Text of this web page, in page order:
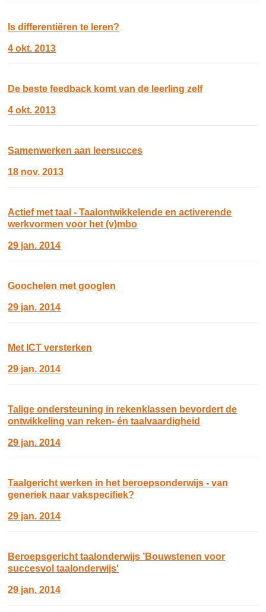
Is differentiëren te leren?
4 okt. 2013
De beste feedback komt van de leerling zelf
4 okt. 2013
Samenwerken aan leersucces
18 nov. 2013
Actief met taal - Taalontwikkelende en activerende
werkvormen voor het (v)mbo
29 jan. 2014
Goochelen met googlen
29 jan. 2014
Met ICT versterken
29 jan. 2014
Talige ondersteuning in rekenklassen bevordert de
ontwikkeling van reken- én taalvaardigheid
29 jan. 2014
Taalgericht werken in het beroepsonderwijs - van
generiek naar vakspecifiek?
29 jan. 2014
Beroepsgericht taalonderwijs ’Bouwstenen voor
succesvol taalonderwijs'
29 jan. 2014